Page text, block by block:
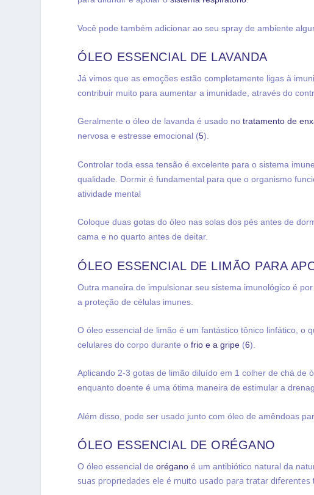
Você pode também adicionar ao seu spray de ambiente
ÓLEO ESSENCIAL DE LAVANDA
Já vimos que as emoções estão completamente ligas à
contribuir muito para aumentar a imunidade, através do
Geralmente o óleo de lavanda é usado notratamento de
nervosa e estresse emocional (5).
Controlar toda essa tensão é excelente para o sistema
qualidade. Dormir é fundamental para que o organismo
atividade mental
Coloque duas gotas do óleo nas solas dos pés antes de
cama e no quarto antes de deitar.
ÓLEO ESSENCIAL DE LIMÃO PARA
Outra maneira de impulsionar seu sistema imunológico é
a proteção de células imunes.
O óleo essencial de limão é um fantástico tônico linfático, o
celulares do corpo durante ofrio e a gripe (6).
Aplicando 2-3 gotas de limão diluído em 1 colher de chá
enquanto doente é uma ótima maneira de estimular a
Além disso, pode ser usado junto com óleo de amêndoas
ÓLEO ESSENCIAL DE ORÉGANO
O óleo essencial deorégano é um antibiótico natural da
suas propriedades ele é muito usado para tratar diferentes